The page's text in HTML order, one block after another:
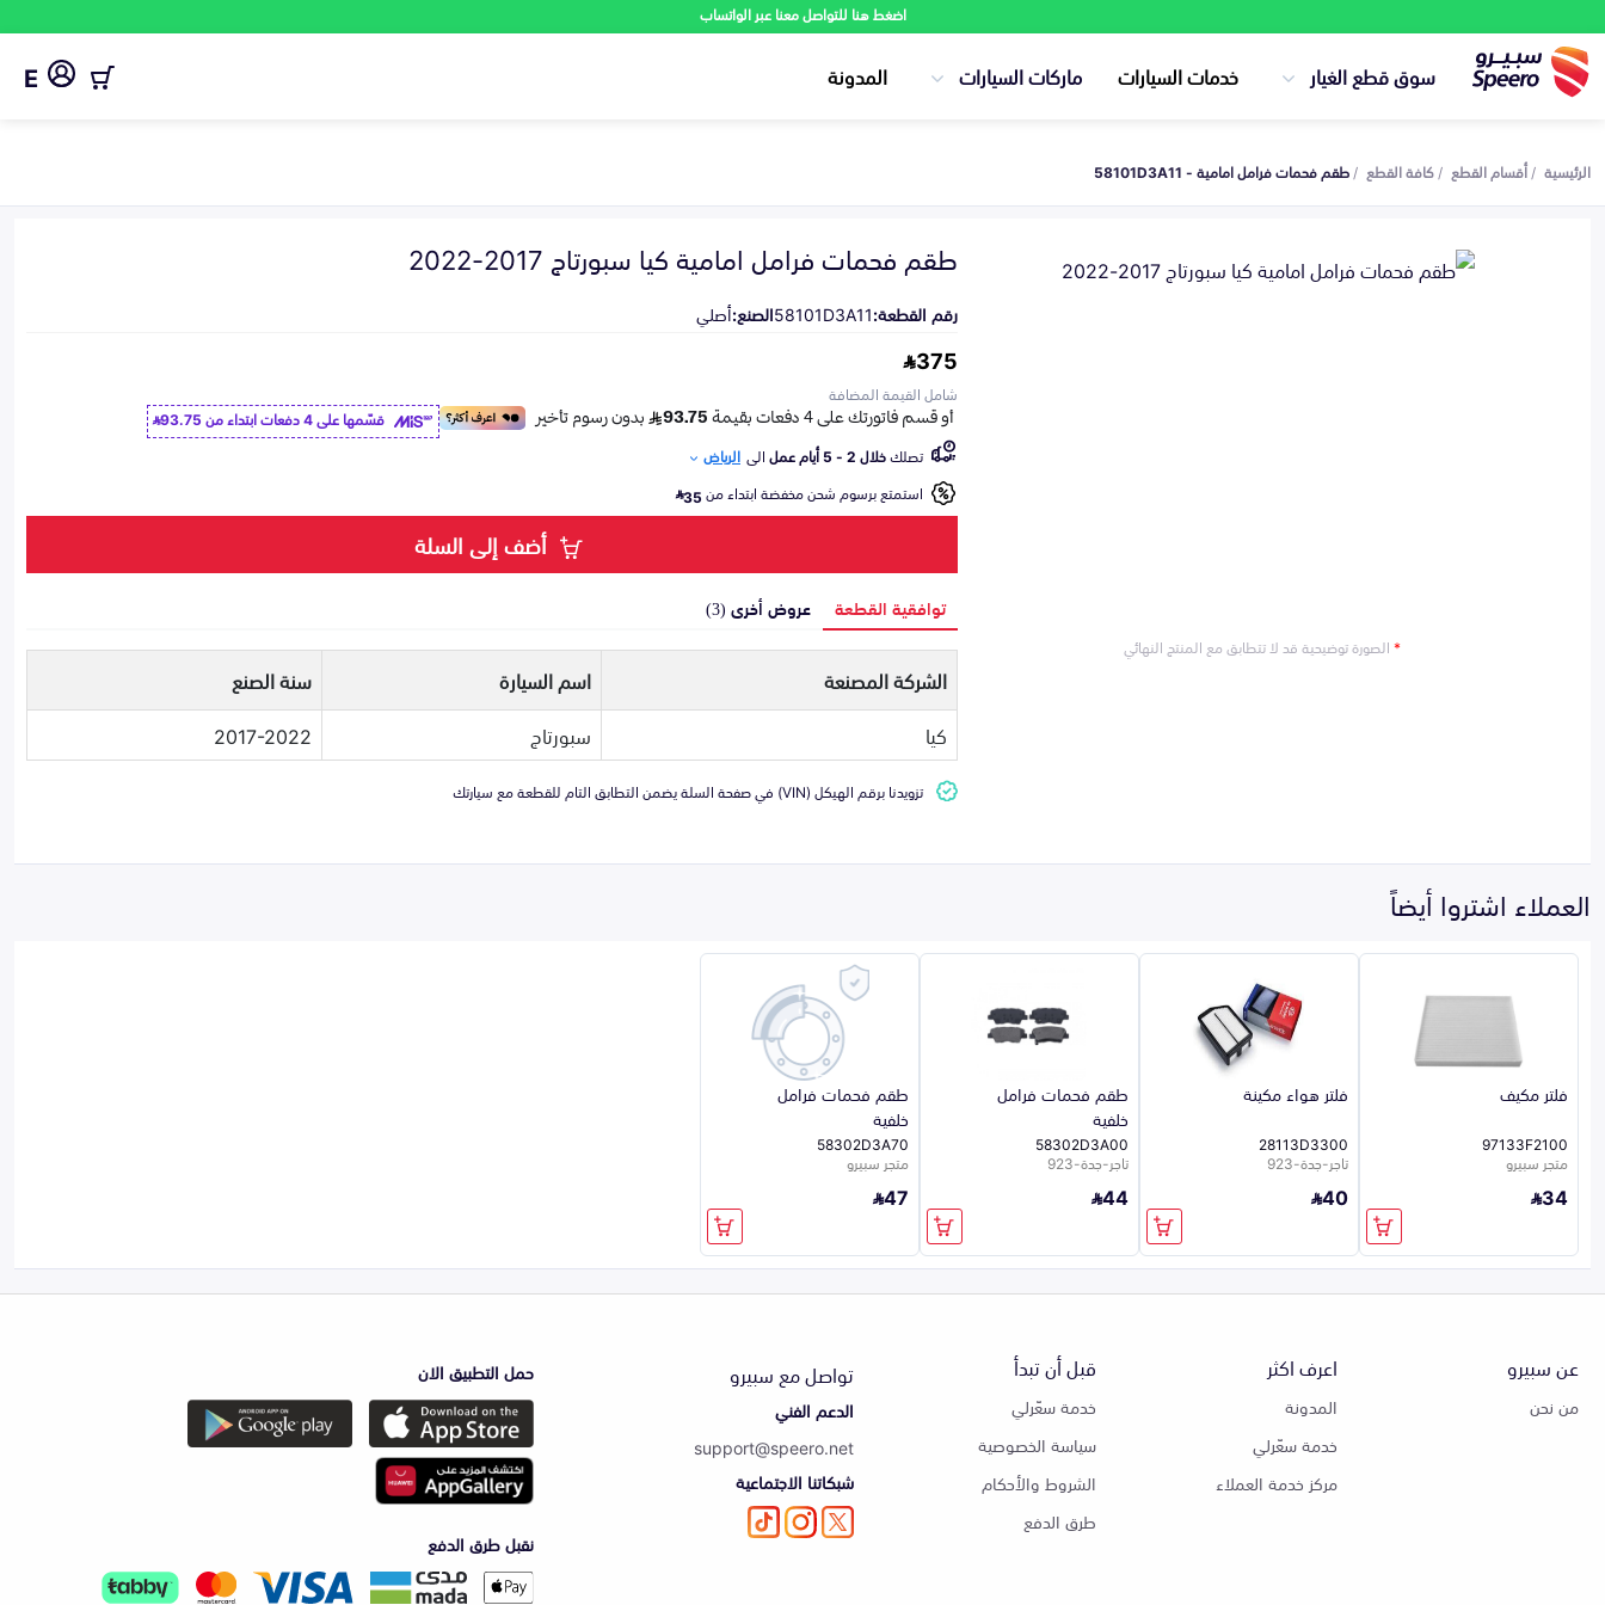
اضغط هنا للتواصل معنا عبر الواتساب
سوق قطع الغيار خدمات السيارات ماركات السيارات المدونة E
الرئيسية أقسام القطع كافة القطع طقم فحمات فرامل امامية - 58101D3A11
*الصورة توضيحية قد لا تتطابق مع المنتج النهائي
طقم فحمات فرامل امامية كيا سبورتاج 2017-2022
رقم القطعة:58101D3A11الصنع:أصلي
375
شامل القيمة المضافة
قسّمها على 4 دفعات ابتداء من
93.75
تصلكخلال 2 - 5 أيام عمل الى الرياض
استمتع برسوم شحن مخفضة ابتداء من35
أضف إلى السلة
توافقية القطعة عروض أخرى (3)
الشركة المصنعة اسم السيارة
سنة الصنع
كيا
سبورتاج 2017-2022
تزويدنا برقم الهيكل (VIN) في صفحة السلة يضمن التطابق التام للقطعة مع سيارتك
العملاء اشتروا أيضاً
فلتر مكيف
97133F2100
متجر سبيرو
34
فلتر هواء مكينة
28113D3300
تاجر-جدة-923
40
طقم فحمات فرامل
خلفية
58302D3A00
تاجر-جدة-923
44
طقم فحمات فرامل
خلفية
58302D3A70
متجر سبيرو
47
عن سبيرو
من نحن
اعرف اكثر
المدونة
خدمة سعّرلي
مركز خدمة العملاء
قبل أن تبدأ
خدمة سعّرلي
سياسة الخصوصية
الشروط والأحكام
طرق الدفع
تواصل مع سبيرو
الدعم الفني
support@speero.net
شبكاتنا الاجتماعية
حمل التطبيق الان
نقبل طرق الدفع